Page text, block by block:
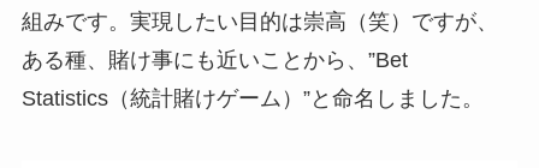
組みです。実現したい目的は崇高（笑）ですが、
ある種、賭け事にも近いことから、”Bet
Statistics（統計賭けゲーム）”と命名しました。